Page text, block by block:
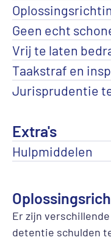
Geen echt
Vrij te laten
Taakstraf en
Jurisprudentie
Extra's
Hulpmiddelen
Er zijn
detentie schulden